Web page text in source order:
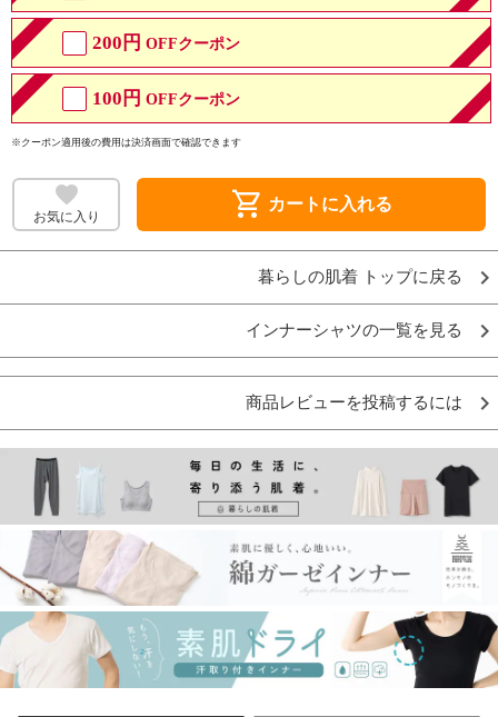
200円 OFFクーポン
100円 OFFクーポン
※クーポン適用後の費用は決済画面で確認できます
お気に入り shopping_cart カートに入れる
暮らしの肌着 トップに戻る
インナーシャツの一覧を見る
商品レビューを投稿するには